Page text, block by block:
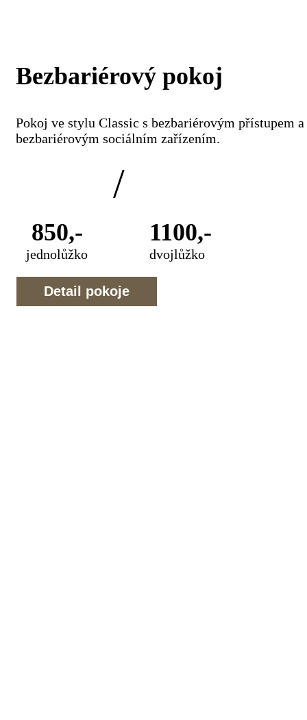
Bezbariérový pokoj
Pokoj ve stylu Classic s bezbariérovým přístupem a
bezbariérovým sociálním zařízením.
850,-
jednolůžko
/
1100,-
dvojlůžko
Detail pokoje